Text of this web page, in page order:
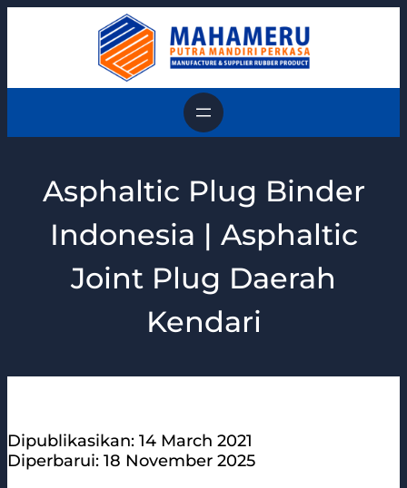
Asphaltic Plug Binder
Indonesia | Asphaltic
Joint Plug Daerah
Kendari
Dipublikasikan: 14 March 2021
Diperbarui: 18 November 2025